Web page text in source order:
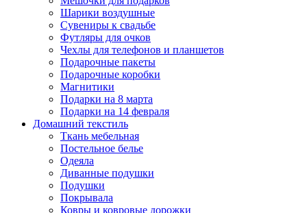
Шарики воздушные
Сувениры к свадьбе
Футляры для очков
Чехлы для телефонов и планшетов
Подарочные пакеты
Подарочные коробки
Магнитики
Подарки на 8 марта
Подарки на 14 февраля
Домашний текстиль
Ткань мебельная
Постельное белье
Одеяла
Диванные подушки
Подушки
Покрывала
Ковры и ковровые дорожки